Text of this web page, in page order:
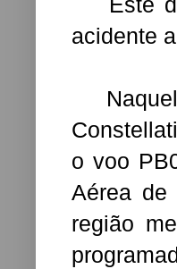
acidente
o voo
Aérea
região